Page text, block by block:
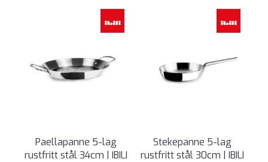
Paellapanne 5-lag
rustfritt stål 34cm | IBILI
Stekepanne 5-lag
rustfritt stål 30cm | IBILI